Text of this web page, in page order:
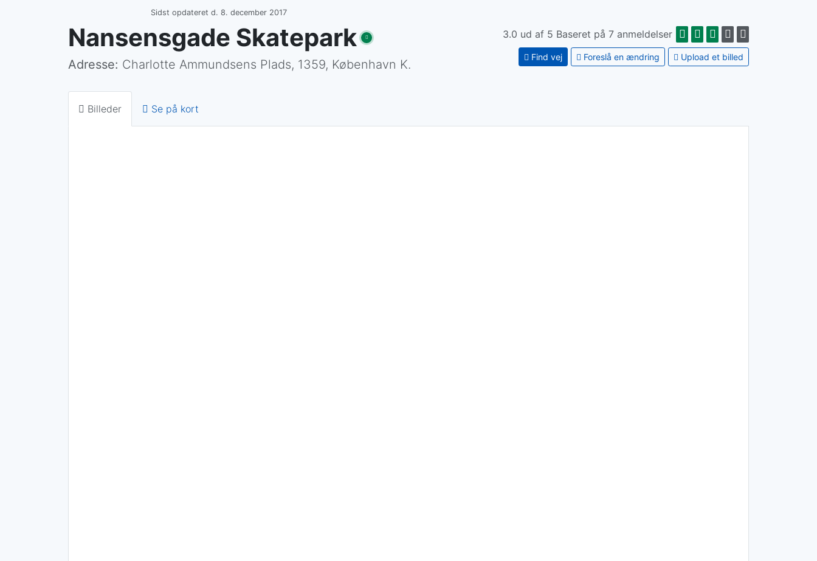
Sidst opdateret d. 8. december 2017
Nansensgade Skatepark
Adresse: Charlotte Ammundsens Plads, 1359, København K.
3.0 ud af 5 Baseret på 7 anmeldelser
Find vej Foreslå en ændring Upload et billed
Billeder Se på kort